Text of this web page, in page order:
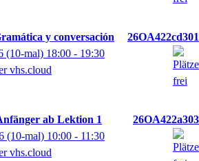
y conversación
26OA422cd301
(10-mal) 18:00 - 19:30
vhs.cloud
ab Lektion 1
26OA422a303
(10-mal) 10:00 - 11:30
vhs.cloud